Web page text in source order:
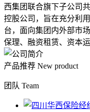
西集团联合旗下子公司
控股公司，旨在充分利
台，面向集团内外部市
保理、融资租赁、资本
产品推荐 New product
团队 Team